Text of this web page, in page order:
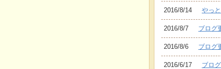
2016/8/14 やっ
2016/8/7 ブログ
2016/8/6 ブログ
2016/6/17 ブロ